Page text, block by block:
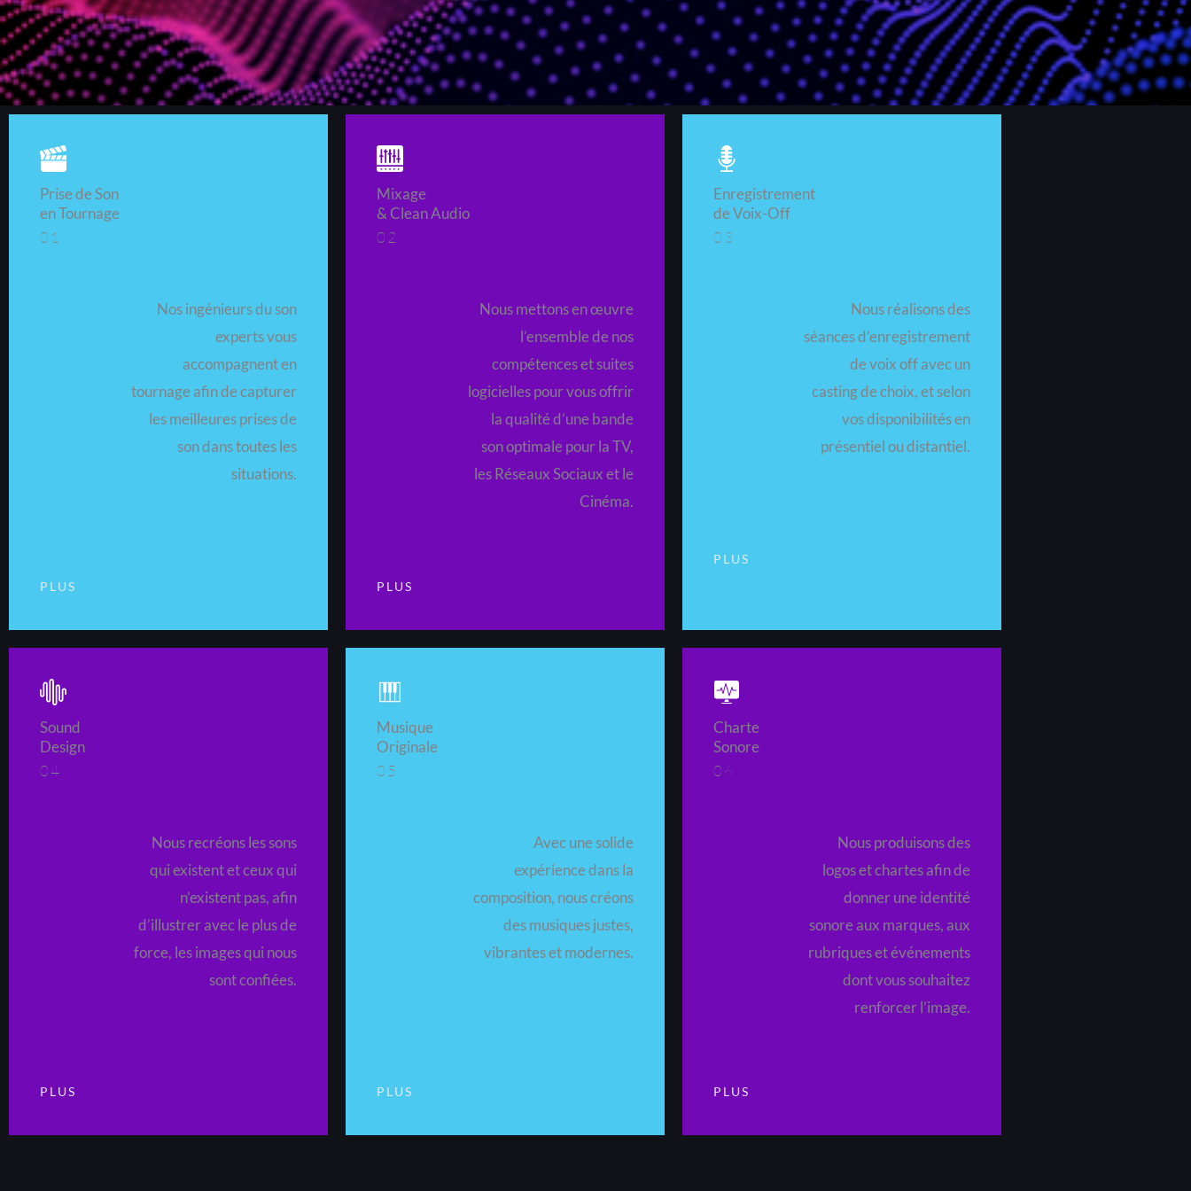
Prise de Son
en Tournage
01
Nos ingénieurs du son
experts vous
accompagnent en
tournage afin de capturer
les meilleures prises de
son dans toutes les
situations.
PLUS
Mixage
& Clean Audio
02
Nous mettons en œuvre
l’ensemble de nos
compétences et suites
logicielles pour vous offrir
la qualité d’une bande
son optimale pour la TV,
les Réseaux Sociaux et le
Cinéma.
PLUS
Enregistrement
de Voix-Off
03
Nous réalisons des
séances d’enregistrement
de voix off avec un
casting de choix, et selon
vos disponibilités en
présentiel ou distantiel.
PLUS
Sound
Design
04
Nous recréons les sons
qui existent et ceux qui
n’existent pas, afin
d’illustrer avec le plus de
force, les images qui nous
sont confiées.
PLUS
Musique
Originale
05
Avec une solide
expérience dans la
composition, nous créons
des musiques justes,
vibrantes et modernes.
PLUS
Charte
Sonore
06
Nous produisons des
logos et chartes afin de
donner une identité
sonore aux marques, aux
rubriques et événements
dont vous souhaitez
renforcer l’image.
PLUS